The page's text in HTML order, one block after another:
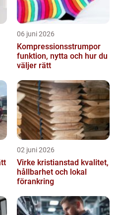
06 juni 2026
Kompressionsstrumpor
funktion, nytta och hur du
väljer rätt
02 juni 2026
Virke kristianstad kvalitet,
hållbarhet och lokal
förankring